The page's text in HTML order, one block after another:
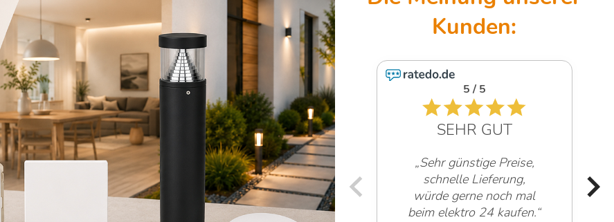
5 / 5
SEHR GUT
„Sehr günstige Preise,
schnelle Lieferung,
würde gerne noch mal
beim elektro 24 kaufen.“